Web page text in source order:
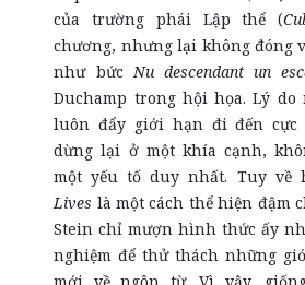
của trường phái Lập thể (
chương, nhưng lại không đóng
như bứcNu descendant un
Duchamp trong hội họa. Lý do
luôn đẩy giới hạn đi đến cực
dừng lại ở một khía cạnh,
một yếu tố duy nhất. Tuy về
Lives là một cách thể hiện đậm
Stein chỉ mượn hình thức ấy
nghiệm để thử thách những